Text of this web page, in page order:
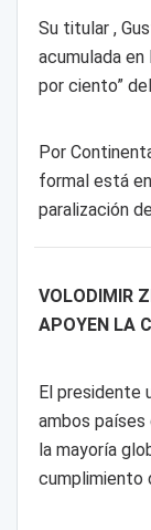
Su titular ,
acumulada en
por ciento”
Por
formal está
paralización
VOLODIMIR
APOYEN LA
El presidente
ambos
la mayoría
cumplimiento